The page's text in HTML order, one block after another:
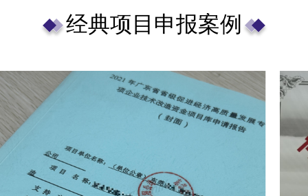
经典项目申报案例